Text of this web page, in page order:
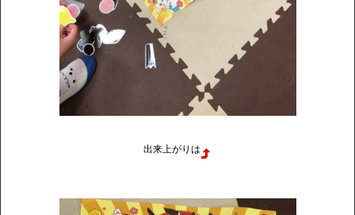
出来上がりは